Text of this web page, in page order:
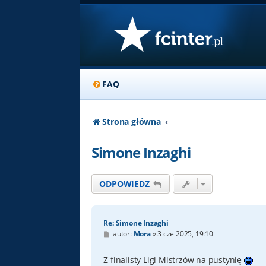
FAQ
Strona główna
Simone Inzaghi
ODPOWIEDZ
Re: Simone Inzaghi
P
t
autor: Mora»3 cze 2025, 19:10
Z finalisty Ligi Mistrzów na pustynię